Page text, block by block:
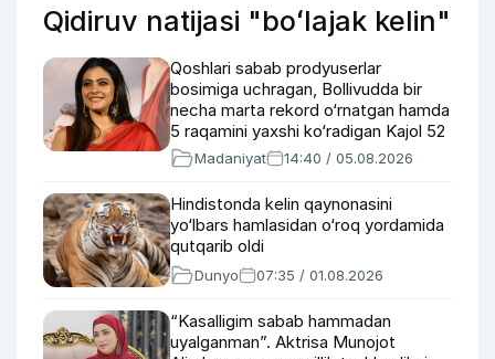
Qidiruv natijasi "boʻlajak kelin"
Qoshlari sabab prodyuserlar
bosimiga uchragan, Bollivudda bir
necha marta rekord o‘rnatgan hamda
5 raqamini yaxshi ko‘radigan Kajol 52
yoshda (foto, video)
Madaniyat 14:40 / 05.08.2026
Hindistonda kelin qaynonasini
yo‘lbars hamlasidan o‘roq yordamida
qutqarib oldi
Dunyo 07:35 / 01.08.2026
“Kasalligim sabab hammadan
uyalganman”. Aktrisa Munojot